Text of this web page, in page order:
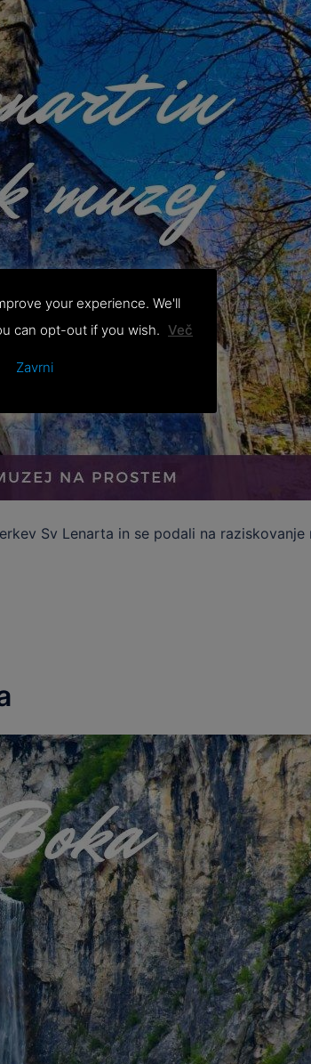
Sv Lenarta in se podali na raziskovanje
your experience. We'll
can opt-out if you wish. Več
Zavrni